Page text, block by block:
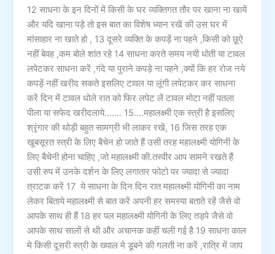
12 साधना के इन दिनों में किसी के घर व्यक्तिगत तौर पर खाना ना खायें
और यदि खाना पड़े तो इस बात का विशेष ध्यान रखें की उस घर में
मांसाहार ना खाते हो , 13 दूसरे व्यक्ति के कपड़ें ना पहने ,किसी को छूऐ
नहीं बेवह ,कम बोले शांत रहे 14 साधना करते समय नयी धोती या टावल
लपेटकर साधना करें ,गंदे या पुराने कपड़े ना पहने ,क्यों कि हर रोज नये
कपड़ें नहीं खरीद सकते इसलिए टावल या लूंगी लपेटकर कर साधना
करें दिन में टावल धोले रात को फिर लपेट लें टावल मोटा नहीं पतला
पीला या सफेद खरीदलाये……. 15….महालक्ष्मी एक स्त्री है इसलिए
श्रृंगार की थोड़ी बहुत सामग्री भी लाकर रखें, 16 जिस तरह एक
खूबसूरत स्त्री के लिए बैचेन हो जाते हैं उसी तरह महालक्ष्मी योगिनी के
लिए बैचेनी होना चाहिए ,जो महालक्ष्मी की.तस्वीर आप सामने रखते हैं
उसी रुप में उनके दर्शन के लिए लगातार फोटो पर ज्यादा से ज्यादा
त्राटक करें 17 ये साधना के दिन दिन रात महालक्ष्मी योगिनी का नाम
लेकर बिताये महालक्ष्मी से बात करें अपनी हर समस्या बताते रहें जैसे वो
आपके साथ ही हैं 18 हर पल महालक्ष्मी योगिनी के लिए तड़पे जैसे वो
आपके साथ सालों से थी और अचानक कहीं चली गई है 19 साधना काल
मे किसी दूसरी स्त्री के ख्याल मे डूबने की गलती ना करें ,रात्रि में जाप